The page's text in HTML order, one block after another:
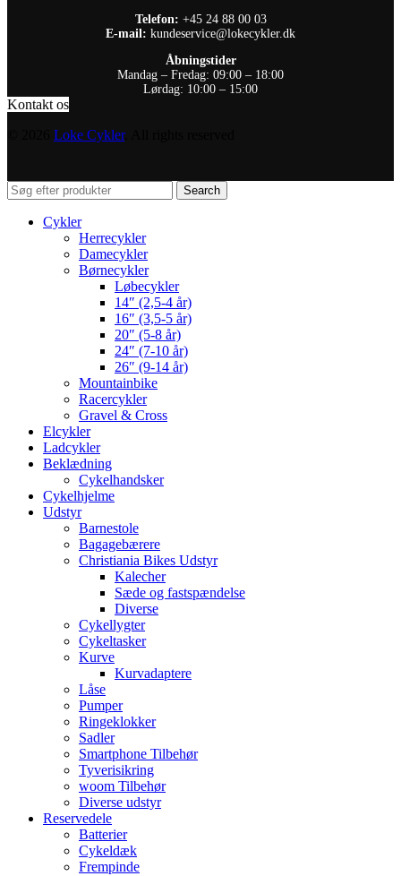
Telefon: +45 24 88 00 03
E-mail: kundeservice@lokecykler.dk
Åbningstider
Mandag – Fredag: 09:00 – 18:00
Lørdag: 10:00 – 15:00
Kontakt os
Loke Cykler. All rights reserved
Search
Cykler
Herrecykler
Damecykler
Børnecykler
Løbecykler
14″ (2,5-4 år)
16″ (3,5-5 år)
20″ (5-8 år)
24″ (7-10 år)
26″ (9-14 år)
Mountainbike
Racercykler
Gravel & Cross
Elcykler
Ladcykler
Beklædning
Cykelhandsker
Cykelhjelme
Udstyr
Barnestole
Bagagebærere
Christiania Bikes Udstyr
Kalecher
Sæde og fastspændelse
Diverse
Cykellygter
Cykeltasker
Kurve
Kurvadaptere
Låse
Pumper
Ringeklokker
Sadler
Smartphone Tilbehør
Tyverisikring
woom Tilbehør
Diverse udstyr
Reservedele
Batterier
Cykeldæk
Frempinde